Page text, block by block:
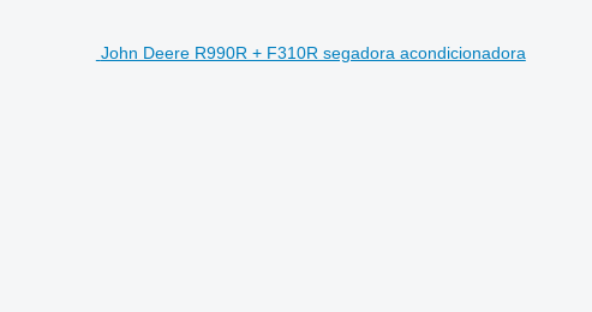
John Deere R990R + F310R segadora acondicionadora